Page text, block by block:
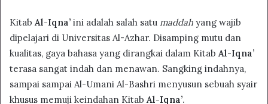
Kitab Al-Iqna’ ini adalah salah satu maddah yang wajib
dipelajari di Universitas Al-Azhar. Disamping mutu dan
kualitas, gaya bahasa yang dirangkai dalam Kitab Al-Iqna’
terasa sangat indah dan menawan. Sangking indahnya,
sampai sampai Al-Umani Al-Bashri menyusun sebuah syair
khusus memuji keindahan Kitab Al-Iqna’.